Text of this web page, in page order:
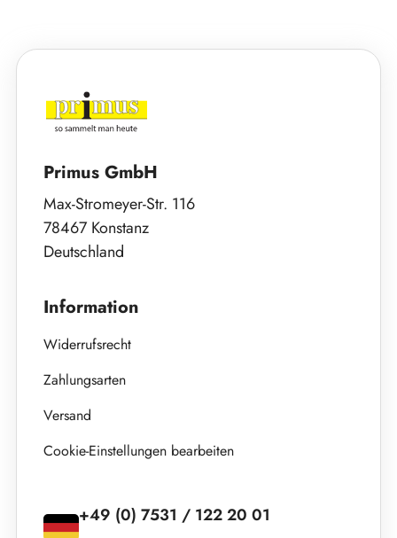
Primus GmbH
Max-Stromeyer-Str. 116
78467 Konstanz
Deutschland
Information
Widerrufsrecht
Zahlungsarten
Versand
Cookie-Einstellungen bearbeiten
+49 (0) 7531 / 122 20 01